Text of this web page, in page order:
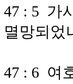
47 : 5 가
멸망되었
47 : 6 여